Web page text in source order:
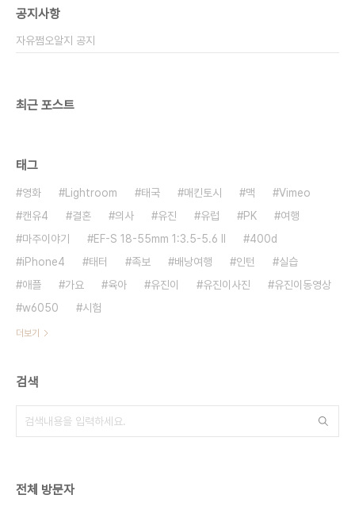
공지사항
자유쩜오알지 공지
최근 포스트
태그
영화 Lightroom 태국 매킨토시 맥
Vimeo
캔유4
결혼 의사 유진 유럽 PK
여행
마주이야기
EF-S 18-55mm 1:3.5-5.6 II
400d
iPhone4
태터 족보 배낭여행 인턴
실습
애플
가요 육아 유진이 유진이사진
유진이동영상
w6050
시험
더보기
검색
전체 방문자